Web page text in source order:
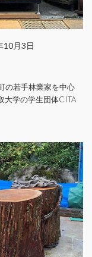
10月3日
の若手林業家を中心
大学の学生団体CITA